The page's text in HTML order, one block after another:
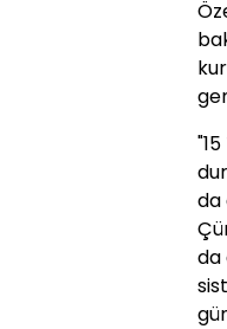
da
da